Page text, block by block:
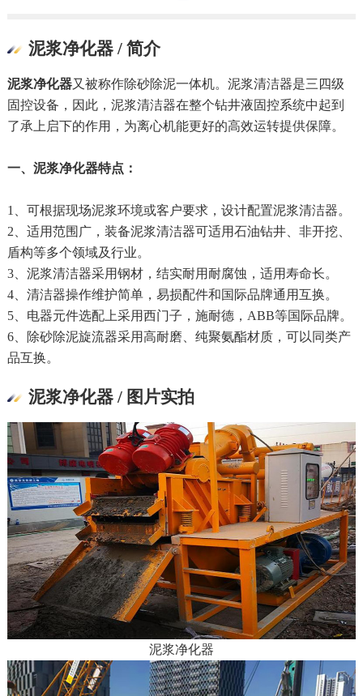
泥浆净化器 / 简介
泥浆净化器又被称作除砂除泥一体机。泥浆清洁器是三四级
固控设备，因此，泥浆清洁器在整个钻井液固控系统中起到
了承上启下的作用，为离心机能更好的高效运转提供保障。
一、泥浆净化器特点：
1、可根据现场泥浆环境或客户要求，设计配置泥浆清洁器。
2、适用范围广，装备泥浆清洁器可适用石油钻井、非开挖、
盾构等多个领域及行业。
3、泥浆清洁器采用钢材，结实耐用耐腐蚀，适用寿命长。
4、清洁器操作维护简单，易损配件和国际品牌通用互换。
5、电器元件选配上采用西门子，施耐德，ABB等国际品牌。
6、除砂除泥旋流器采用高耐磨、纯聚氨酯材质，可以同类产
品互换。
泥浆净化器 / 图片实拍
泥浆净化器